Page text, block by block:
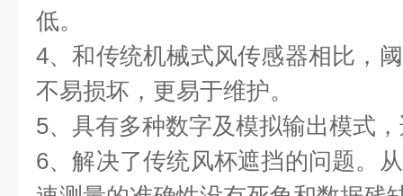
低。
4、和传统机械式风传感器相比，
不易损坏，更易于维护。
5、具有多种数字及模拟输出模式
6、解决了传统风杯遮挡的问题。